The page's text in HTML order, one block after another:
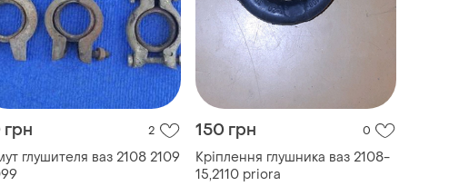
2
глушителя ваз 2108 2109
150 грн 0
Кріплення глушника ваз 2108-
15,2110 priora